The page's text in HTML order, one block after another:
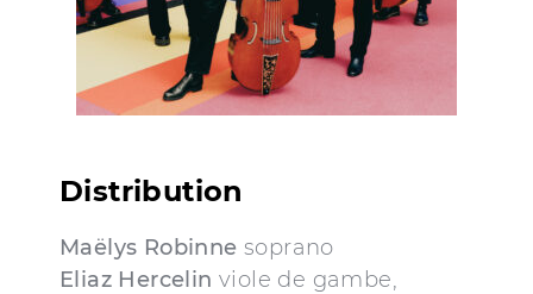
Distribution
Maëlys Robinne soprano
Eliaz Hercelin viole de gambe,